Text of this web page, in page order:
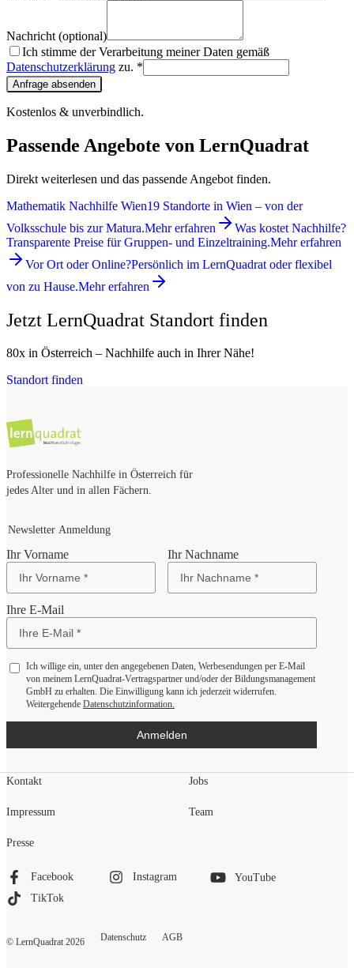
Nachricht (optional)
Ich stimme der Verarbeitung meiner Daten gemäß
Datenschutzerklärung zu. *
Anfrage absenden
Kostenlos & unverbindlich.
Passende Angebote von LernQuadrat
Direkt weiterlesen und das passende Angebot finden.
Mathematik Nachhilfe Wien19 Standorte in Wien – von der
Volksschule bis zur Matura.Mehr erfahren
Was kostet Nachhilfe?
Transparente Preise für Gruppen- und Einzeltraining.Mehr erfahren
Vor Ort oder Online?Persönlich im LernQuadrat oder flexibel
von zu Hause.Mehr erfahren
Jetzt LernQuadrat Standort finden
80x in Österreich – Nachhilfe auch in Ihrer Nähe!
Standort finden
Professionelle Nachhilfe in Österreich für
jedes Alter und in allen Fächern.
Newsletter Anmeldung
Ihr Vorname Ihr Nachname
Ihre E-Mail
Ich willige ein, unter den angegebenen Daten, Werbesendungen per E-Mail
von meinem LernQuadrat-Vertragspartner und/oder der Bildungsmanagement
GmbH zu erhalten. Die Einwilligung kann ich jederzeit widerrufen.
Weitergehende Datenschutzinformation.
Anmelden
Kontakt
Impressum
Presse
Jobs
Team
Facebook Instagram
YouTube
TikTok
© LernQuadrat 2026 Datenschutz AGB